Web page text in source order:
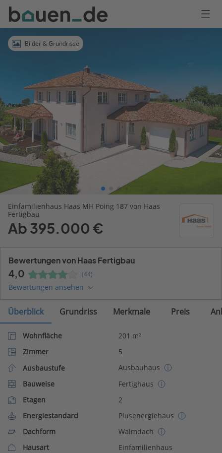
Bauen
Logo
AnmeldenBilder & Grundrisse
Einfamilienhaus Haas MH Poing 187 von Haas
Fertigbau
Ab 395.000 €
Bewertungen von Haas Fertigbau
4,0 (44)
Bewertungen ansehen
Überblick Grundriss Merkmale Preis
Wohnfläche
201 m²
Zimmer
5
Ausbaustufe
Ausbauhaus
Bauweise
Fertighaus
Etagen
2
Energiestandard
Plusenergiehaus
Dachform
Walmdach
Hausart
Einfamilienhaus